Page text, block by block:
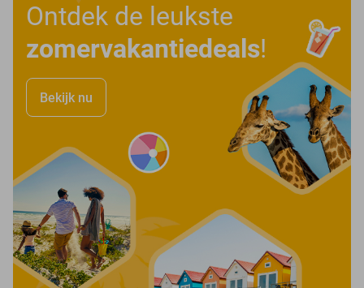
Ontdek de leukste
zomervakantiedeals!
Bekijk nu